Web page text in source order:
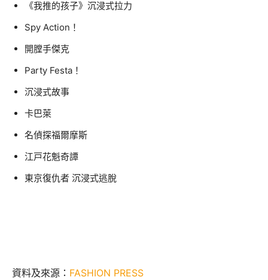
《我推的孩子》沉浸式拉力
Spy Action！
開膛手傑克
Party Festa！
沉浸式故事
卡巴萊
名偵探福爾摩斯
江戸花魁奇譚
東京復仇者 沉浸式逃脫
資料及來源： FASHION PRESS